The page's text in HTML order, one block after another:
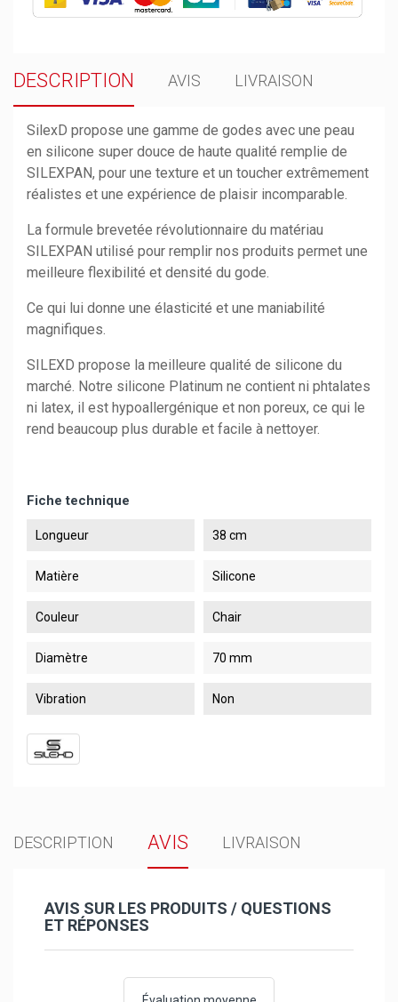
DESCRIPTION AVIS LIVRAISON
SilexD propose une gamme de godes avec une peau
en silicone super douce de haute qualité remplie de
SILEXPAN, pour une texture et un toucher extrêmement
réalistes et une expérience de plaisir incomparable.
La formule brevetée révolutionnaire du matériau
SILEXPAN utilisé pour remplir nos produits permet une
meilleure flexibilité et densité du gode.
Ce qui lui donne une élasticité et une maniabilité
magnifiques.
SILEXD propose la meilleure qualité de silicone du
marché. Notre silicone Platinum ne contient ni phtalates
ni latex, il est hypoallergénique et non poreux, ce qui le
rend beaucoup plus durable et facile à nettoyer.
Fiche technique
Longueur 38 cm
Matière Silicone
Couleur Chair
Diamètre 70 mm
Vibration Non
DESCRIPTION AVIS LIVRAISON
AVIS SUR LES PRODUITS / QUESTIONS
ET RÉPONSES